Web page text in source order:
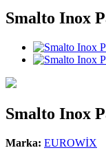
Smalto Inox
Smalto Inox
Marka: EUROWİX